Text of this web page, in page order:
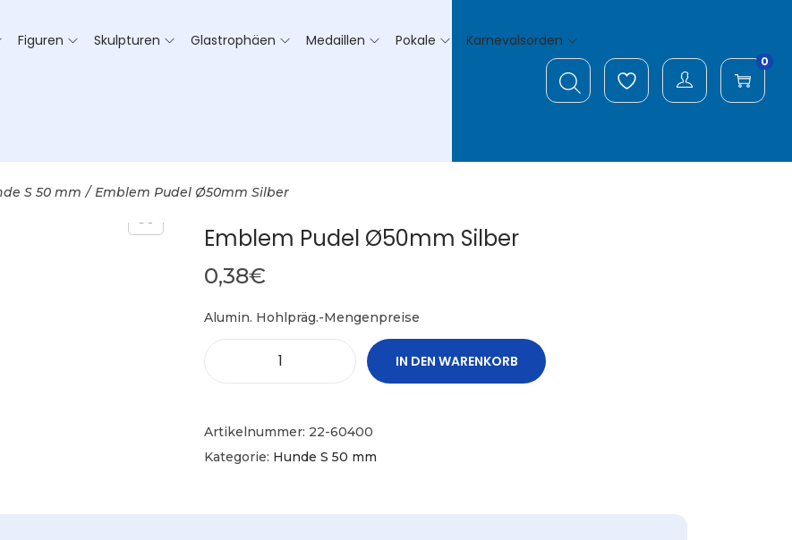
Figuren Skulpturen Glastrophäen Medaillen Pokale Karnevalsorden
0
S 50 mm / Emblem Pudel Ø50mm Silber
Emblem Pudel Ø50mm Silber
0,38€
Alumin. Hohlpräg.-Mengenpreise
IN DEN WARENKORB
Artikelnummer: 22-60400
Kategorie: Hunde S 50 mm